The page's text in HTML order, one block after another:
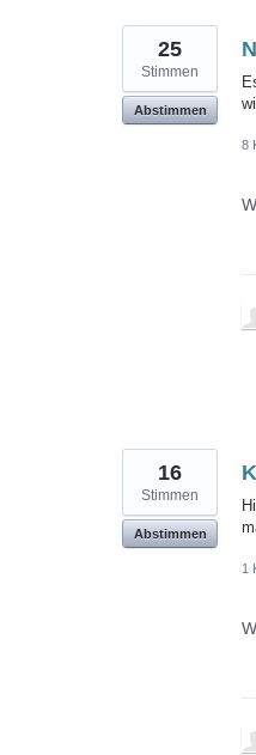
25
Stimmen
Abstimmen
8
16
Stimmen
Abstimmen
1